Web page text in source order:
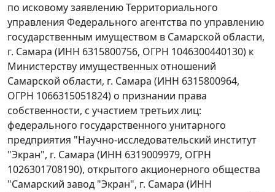
по исковому заявлению Территориального
управления Федерального агентства по управлению
государственным имуществом в Самарской области,
г. Самара (ИНН 6315800756, ОГРН 1046300440130) к
Министерству имущественных отношений
Самарской области, г. Самара (ИНН 6315800964,
ОГРН 1066315051824) о признании права
собственности, с участием третьих лиц:
федерального государственного унитарного
предприятия "Научно-исследовательский институт
"Экран", г. Самара (ИНН 6319009979, ОГРН
1026301708190), открытого акционерного общества
"Самарский завод "Экран", г. Самара (ИНН